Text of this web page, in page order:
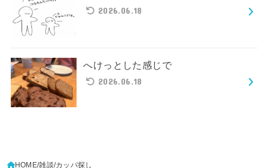
2026.06.18
へけっとした感じで
2026.06.18
HOME 雑談 カッパ探し